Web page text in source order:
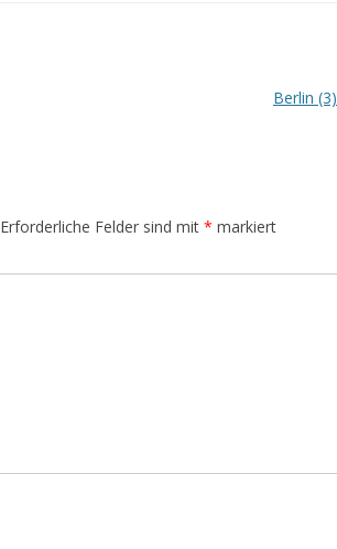
Berlin (3)
Erforderliche Felder sind mit * markiert